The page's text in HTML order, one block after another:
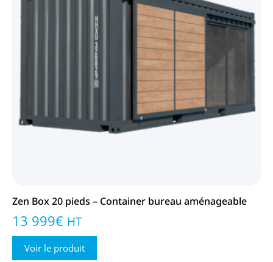
Zen Box 20 pieds – Container bureau aménageable
13 999€ HT
Voir le produit